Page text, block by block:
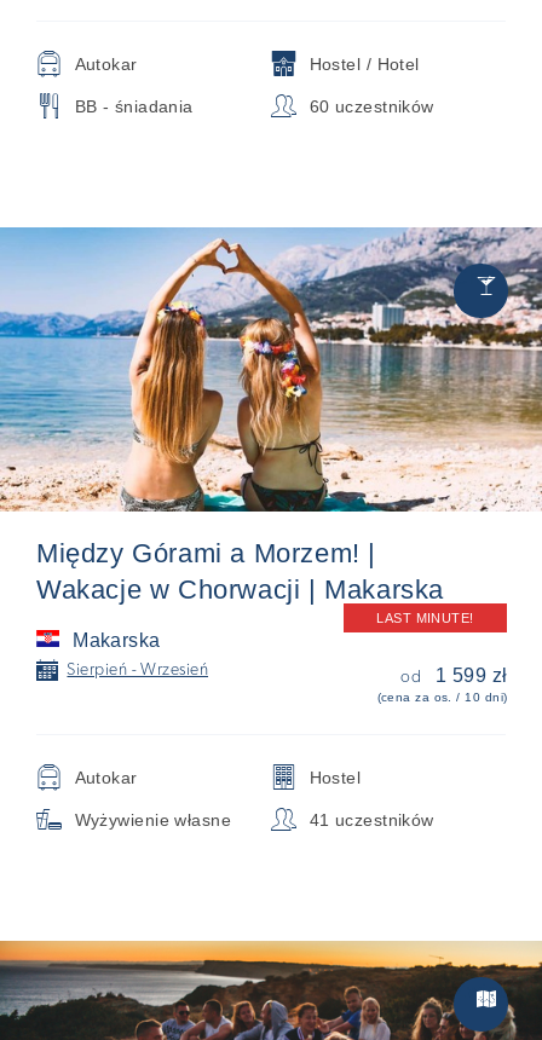
🚍 Autokar 🏨 Hostel / Hotel
🍴 BB - śniadania 👥 60 uczestników
Chill
&
Party
🍸
Między Górami a Morzem! |
Wakacje w Chorwacji | Makarska
Makarska
📅 Sierpień - Wrzesień
LAST MINUTE!
od 1 599 zł
(cena za os. / 10 dni)
🚍 Autokar 🏢 Hostel
 Wyżywienie własne 👥 41 uczestników
